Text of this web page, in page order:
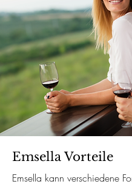
Emsella Vorteile
Emsella kann verschiedene